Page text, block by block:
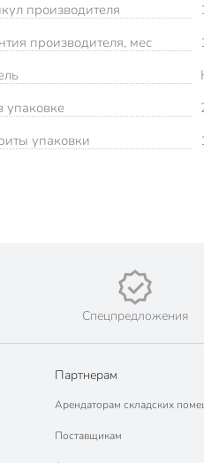
производителя
производителя, мес
упаковке
упаковки
Спецпредложения
Партнерам
Арендаторам складских
Поставщикам